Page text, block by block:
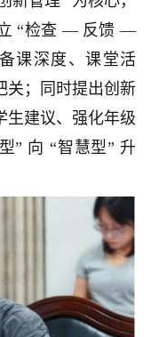
“检查 — 反馈 —
课深度、课堂活
关；同时提出创新
生建议、强化年级
” 向 “智慧型” 升